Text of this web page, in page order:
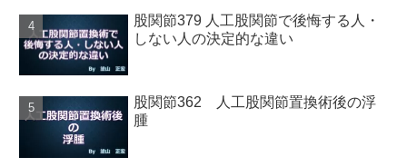
股関節379 人工股関節で後悔する人・
しない人の決定的な違い
股関節362 人工股関節置換術後の浮
腫